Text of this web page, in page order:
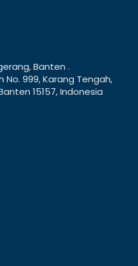
Banten .
No. 999, Karang Tengah,
15157, Indonesia